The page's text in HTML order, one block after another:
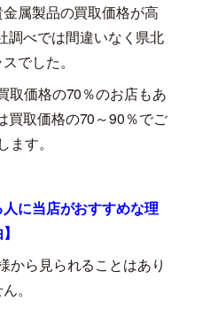
属製品の買取価格が高
調べでは間違いなく県北
でした。
取価格の70％のお店もあ
買取価格の70～90％でご
ます。
人に当店がおすすめな理
から見られることはあり
。